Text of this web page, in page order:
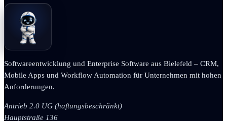
Softwareentwicklung und Enterprise Software aus Bielefeld – CRM,
Mobile Apps und Workflow Automation für Unternehmen mit hohen
Anforderungen.
Antrieb 2.0 UG (haftungsbeschränkt)
Hauptstraße 136